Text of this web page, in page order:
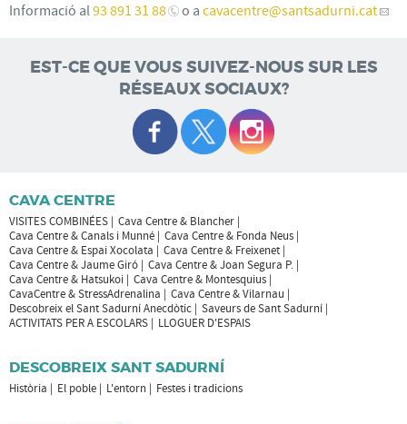
Informació al93 891 31 88 o a cavacentre@santsadurni.cat
EST-CE QUE VOUS SUIVEZ-NOUS SUR LES
RÉSEAUX SOCIAUX?
CAVA CENTRE
VISITES COMBINÉES
Cava Centre & Blancher
Cava Centre & Canals i Munné
Cava Centre & Fonda Neus
Cava Centre & Espai Xocolata
Cava Centre & Freixenet
Cava Centre & Jaume Giró
Cava Centre & Joan Segura P.
Cava Centre & Hatsukoi
Cava Centre & Montesquius
CavaCentre & StressAdrenalina
Cava Centre & Vilarnau
Descobreix el Sant Sadurní Anecdòtic
Saveurs de Sant Sadurní
ACTIVITATS PER A ESCOLARS
LLOGUER D'ESPAIS
DESCOBREIX SANT SADURNÍ
Història El poble L'entorn Festes i tradicions